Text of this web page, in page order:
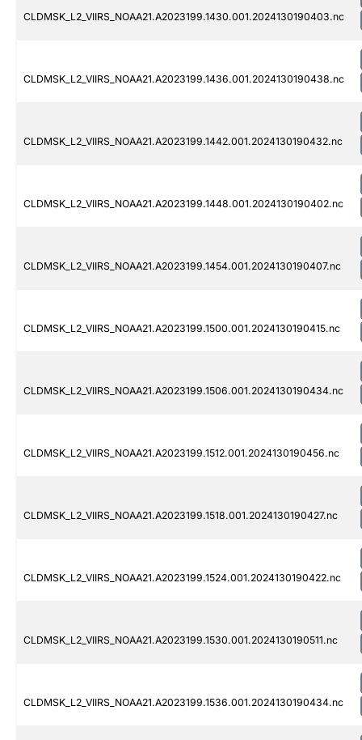
CLDMSK_L2_VIIRS_NOAA21.A2023199.1430.001.2024130190403.nc
CLDMSK_L2_VIIRS_NOAA21.A2023199.1436.001.2024130190438.nc
CLDMSK_L2_VIIRS_NOAA21.A2023199.1442.001.2024130190432.nc
CLDMSK_L2_VIIRS_NOAA21.A2023199.1448.001.2024130190402.nc
CLDMSK_L2_VIIRS_NOAA21.A2023199.1454.001.2024130190407.nc
CLDMSK_L2_VIIRS_NOAA21.A2023199.1500.001.2024130190415.nc
CLDMSK_L2_VIIRS_NOAA21.A2023199.1506.001.2024130190434.nc
CLDMSK_L2_VIIRS_NOAA21.A2023199.1512.001.2024130190456.nc
CLDMSK_L2_VIIRS_NOAA21.A2023199.1518.001.2024130190427.nc
CLDMSK_L2_VIIRS_NOAA21.A2023199.1524.001.2024130190422.nc
CLDMSK_L2_VIIRS_NOAA21.A2023199.1530.001.2024130190511.nc
CLDMSK_L2_VIIRS_NOAA21.A2023199.1536.001.2024130190434.nc